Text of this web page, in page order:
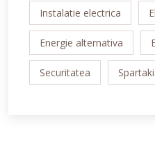
Instalatie electrica
Energie alternativa
Securitatea